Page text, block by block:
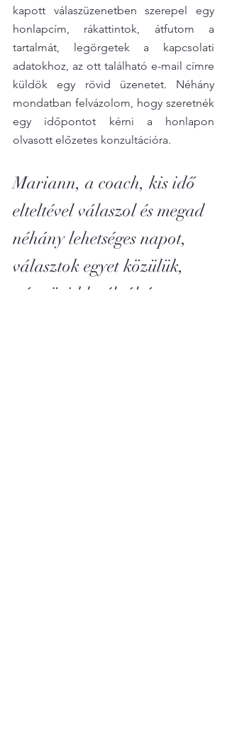
kapott válaszüzenetben szerepel egy
honlapcím, rákattintok, átfutom a
tartalmát, legörgetek a kapcsolati
adatokhoz, az ott található e-mail címre
küldök egy rövid üzenetet. Néhány
mondatban felvázolom, hogy szeretnék
egy időpontot kérni a honlapon
olvasott előzetes konzultációra.
Mariann, a coach, kis idő
elteltével válaszol és megad
néhány lehetséges napot,
választok egyet közülük,
pár rövid levélváltás